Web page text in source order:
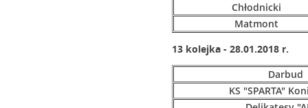
Chłodnicki
Matmont
13 kolejka - 28.01.2018 r.
Darbud
KS "SPARTA"